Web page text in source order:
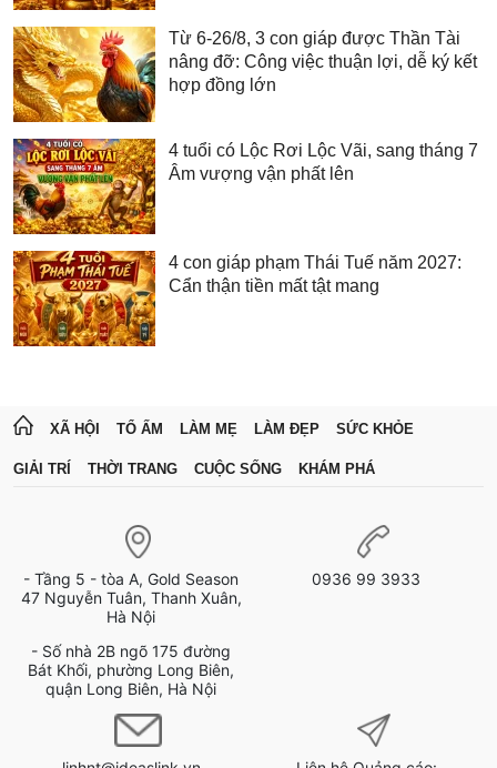
Từ 6-26/8, 3 con giáp được Thần Tài
nâng đỡ: Công việc thuận lợi, dễ ký kết
hợp đồng lớn
4 tuổi có Lộc Rơi Lộc Vãi, sang tháng 7
Âm vượng vận phất lên
4 con giáp phạm Thái Tuế năm 2027:
Cẩn thận tiền mất tật mang
XÃ HỘI TỔ ẤM LÀM MẸ LÀM ĐẸP SỨC KHỎE
GIẢI TRÍ THỜI TRANG CUỘC SỐNG KHÁM PHÁ
- Tầng 5 - tòa A, Gold Season
47 Nguyễn Tuân, Thanh Xuân,
Hà Nội
- Số nhà 2B ngõ 175 đường
Bát Khối, phường Long Biên,
quận Long Biên, Hà Nội
0936 99 3933